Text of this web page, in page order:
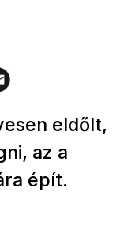
eldőlt,
az a
épít.